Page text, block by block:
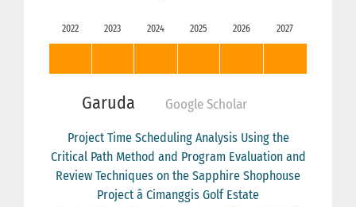
2022 2023 2024 2025 2026 2027
Garuda Google Scholar
Project Time Scheduling Analysis Using the
Critical Path Method and Program Evaluation and
Review Techniques on the Sapphire Shophouse
Project â Cimanggis Golf Estate